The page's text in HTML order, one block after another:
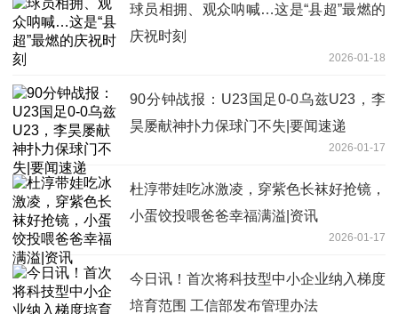
球员相拥、观众呐喊…这是“县超”最燃的
庆祝时刻
2026-01-18
90分钟战报：U23国足0-0乌兹U23，李
昊屡献神扑力保球门不失|要闻速递
2026-01-17
杜淳带娃吃冰激凌，穿紫色长袜好抢镜，
小蛋饺投喂爸爸幸福满溢|资讯
2026-01-17
今日讯！首次将科技型中小企业纳入梯度
培育范围 工信部发布管理办法